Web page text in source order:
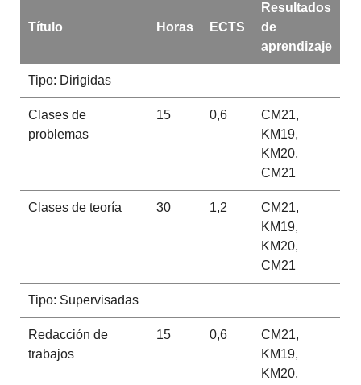
Título Horas ECTS
Resultados
de
aprendizaje
Tipo: Dirigidas
Clases de
problemas
15 0,6
CM21,
KM19,
KM20,
CM21
Clases de teoría 30 1,2
CM21,
KM19,
KM20,
CM21
Tipo: Supervisadas
Redacción de
trabajos
15 0,6
CM21,
KM19,
KM20,